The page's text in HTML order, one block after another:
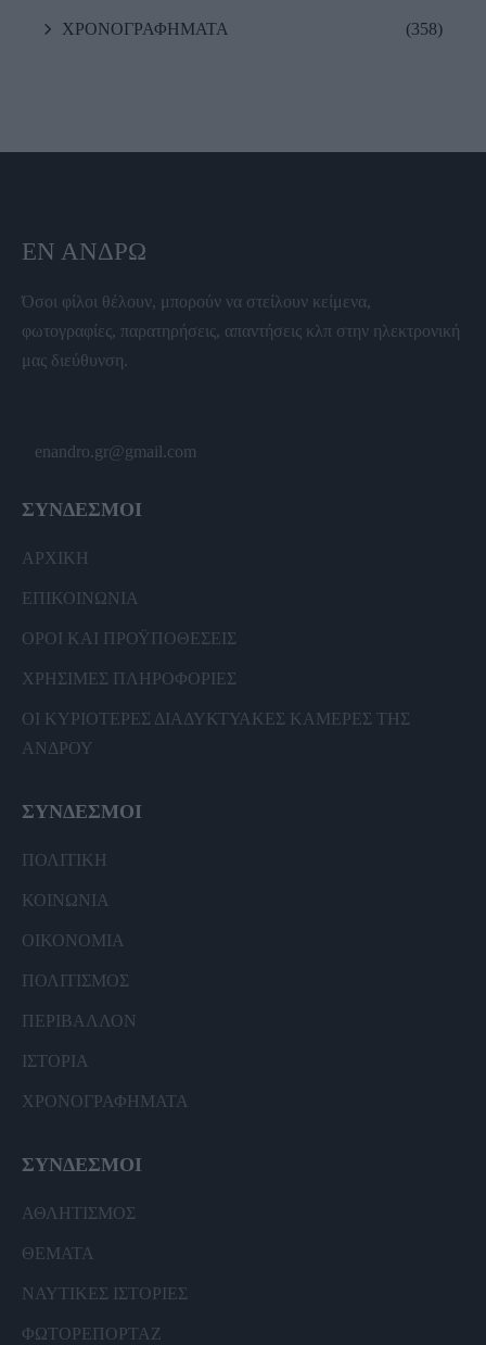
ΧΡΟΝΟΓΡΑΦΗΜΑΤΑ (358)
ΕΝ ΆΝΔΡΩ
Όσοι φίλοι θέλουν, μπορούν να στείλουν κείμενα,
φωτογραφίες, παρατηρήσεις, απαντήσεις κλπ στην ηλεκτρονική
μας διεύθυνση.
enandro.gr@gmail.com
ΣΥΝΔΕΣΜΟΙ
ΑΡΧΙΚΗ
ΕΠΙΚΟΙΝΩΝΙΑ
ΟΡΟΙ ΚΑΙ ΠΡΟΫΠΟΘΕΣΕΙΣ
ΧΡΗΣΙΜΕΣ ΠΛΗΡΟΦΟΡΙΕΣ
ΟΙ ΚΥΡΙΟΤΕΡΕΣ ΔΙΑΔΥΚΤΥΑΚΕΣ ΚΑΜΕΡΕΣ ΤΗΣ
ΑΝΔΡΟΥ
ΣΥΝΔΕΣΜΟΙ
ΠΟΛΙΤΙΚΗ
ΚΟΙΝΩΝΙΑ
ΟΙΚΟΝΟΜΙΑ
ΠΟΛΙΤΙΣΜΟΣ
ΠΕΡΙΒΑΛΛΟΝ
ΙΣΤΟΡΙΑ
ΧΡΟΝΟΓΡΑΦΗΜΑΤΑ
ΣΥΝΔΕΣΜΟΙ
ΑΘΛΗΤΙΣΜΟΣ
ΘΕΜΑΤΑ
ΝΑΥΤΙΚΕΣ ΙΣΤΟΡΙΕΣ
ΦΩΤΟΡΕΠΟΡΤΑΖ